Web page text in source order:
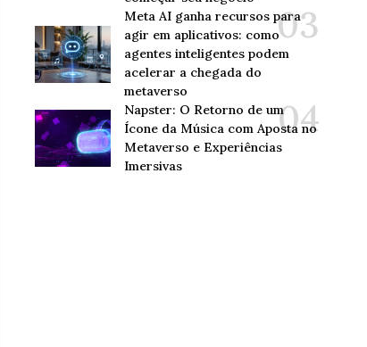
Meta AI ganha recursos para
agir em aplicativos: como
agentes inteligentes podem
acelerar a chegada do
metaverso
Napster: O Retorno de um
Ícone da Música com Aposta no
Metaverso e Experiências
Imersivas